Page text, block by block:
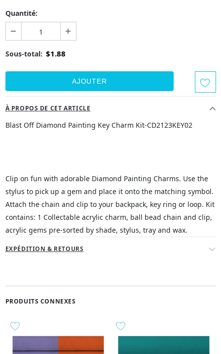
Quantité:
Sous-total: $1.88
À PROPOS DE CET ARTICLE
Blast Off Diamond Painting Key Charm Kit-CD2123KEY02
Clip on fun with adorable Diamond Painting Charms. Use the
stylus to pick up a gem and place it onto the matching symbol.
Attach the chain and clip to your backpack, key ring or loop. Kit
contains: 1 Collectable acrylic charm, ball bead chain and clip,
acrylic gems pre-sorted by shade, stylus, tray and wax.
EXPÉDITION & RETOURS
PRODUITS CONNEXES